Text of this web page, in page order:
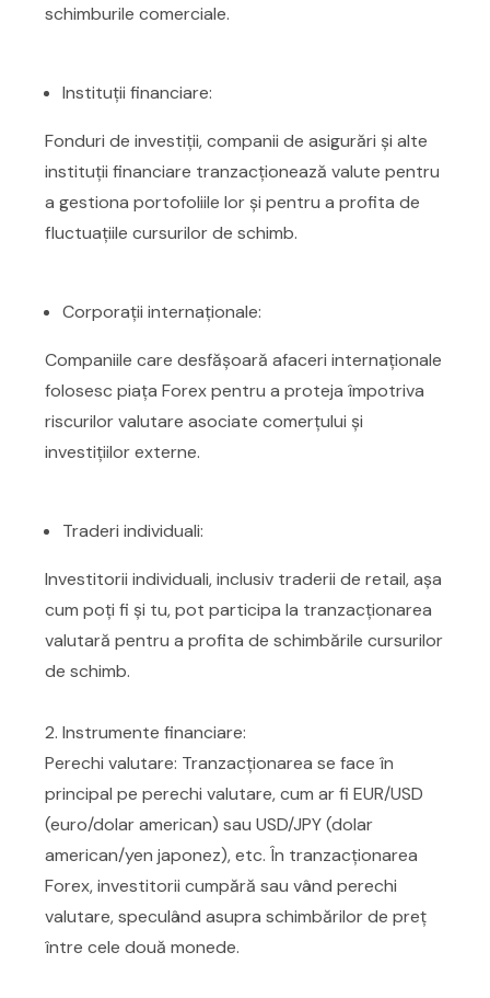
schimburile comerciale.
Instituții financiare:
Fonduri de investiții, companii de asigurări și alte
instituții financiare tranzacționează valute pentru
a gestiona portofoliile lor și pentru a profita de
fluctuațiile cursurilor de schimb.
Corporații internaționale:
Companiile care desfășoară afaceri internaționale
folosesc piața Forex pentru a proteja împotriva
riscurilor valutare asociate comerțului și
investițiilor externe.
Traderi individuali:
Investitorii individuali, inclusiv traderii de retail, așa
cum poți fi și tu, pot participa la tranzacționarea
valutară pentru a profita de schimbările cursurilor
de schimb.
2. Instrumente financiare:
Perechi valutare: Tranzacționarea se face în
principal pe perechi valutare, cum ar fi EUR/USD
(euro/dolar american) sau USD/JPY (dolar
american/yen japonez), etc. În tranzacționarea
Forex, investitorii cumpără sau vând perechi
valutare, speculând asupra schimbărilor de preț
între cele două monede.